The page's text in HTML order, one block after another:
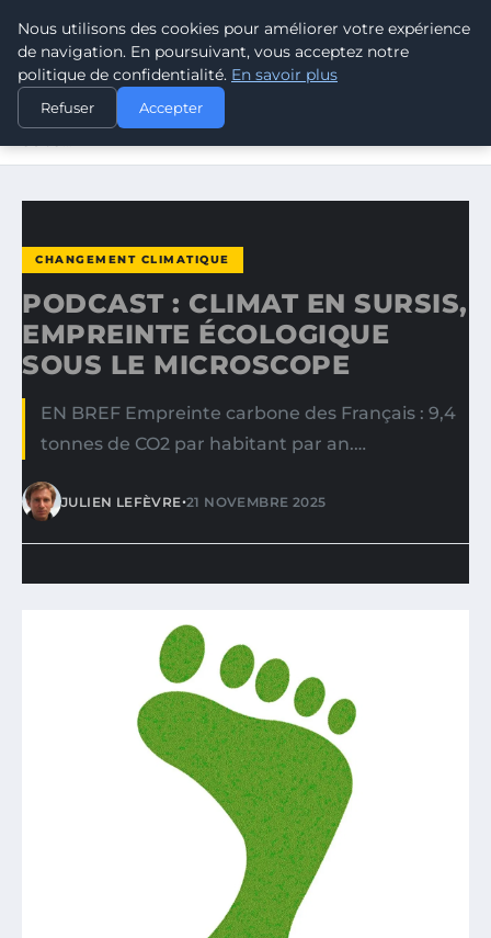
CLIMATE RESPONSE BLOG
ACCUEIL
CHANGEMENT CLIMATIQUE
PODCAST : CLIMAT EN SURSIS, EMPREINTE ÉCOLOGIQUE
CHANGEMENT CLIMATIQUE
PODCAST : CLIMAT EN SURSIS,
EMPREINTE ÉCOLOGIQUE
SOUS LE MICROSCOPE
EN BREF Empreinte carbone des Français : 9,4
tonnes de CO2 par habitant par an.…
JULIEN LEFÈVRE•21 NOVEMBRE 2025
Nous utilisons des cookies pour améliorer votre expérience
de navigation. En poursuivant, vous acceptez notre
politique de confidentialité. En savoir plus
Refuser Accepter